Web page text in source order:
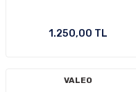
1.250,00 TL
VALEO